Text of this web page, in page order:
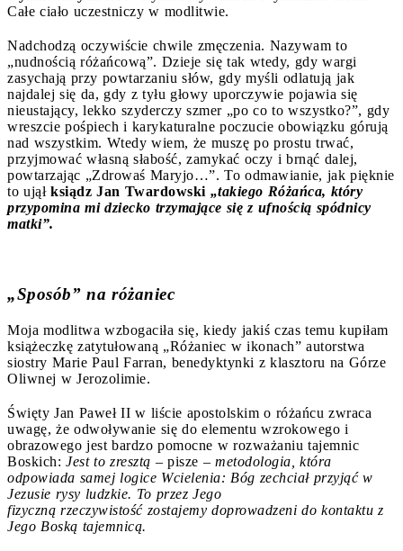
Całe ciało uczestniczy w modlitwie.
Nadchodzą oczywiście chwile zmęczenia. Nazywam to
„nudnością różańcową”. Dzieje się tak wtedy, gdy wargi
zasychają przy powtarzaniu słów, gdy myśli odlatują jak
najdalej się da, gdy z tyłu głowy uporczywie pojawia się
nieustający, lekko szyderczy szmer „po co to wszystko?”, gdy
wreszcie pośpiech i karykaturalne poczucie obowiązku górują
nad wszystkim. Wtedy wiem, że muszę po prostu trwać,
przyjmować własną słabość, zamykać oczy i brnąć dalej,
powtarzając „Zdrowaś Maryjo…”. To odmawianie, jak pięknie
to ujął ksiądz Jan Twardowski „takiego Różańca, który
przypomina mi dziecko trzymające się z ufnością spódnicy
matki”.
„Sposób” na różaniec
Moja modlitwa wzbogaciła się, kiedy jakiś czas temu kupiłam
książeczkę zatytułowaną „Różaniec w ikonach” autorstwa
siostry Marie Paul Farran, benedyktynki z klasztoru na Górze
Oliwnej w Jerozolimie.
Święty Jan Paweł II w liście apostolskim o różańcu zwraca
uwagę, że odwoływanie się do elementu wzrokowego i
obrazowego jest bardzo pomocne w rozważaniu tajemnic
Boskich: Jest to zresztą – pisze – metodologia, która
odpowiada samej logice Wcielenia: Bóg zechciałprzyjąćw
Jezusie rysy ludzkie. To przez Jego
fizyczną rzeczywistośćzostajemy doprowadzeni do kontaktu z
Jego Boską tajemnicą.